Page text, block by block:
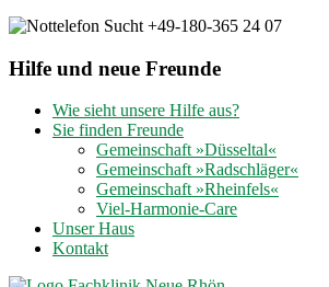
Hilfe und neue Freunde
Wie sieht unsere Hilfe aus?
Sie finden Freunde
Gemeinschaft »Düsseltal«
Gemeinschaft »Radschläger«
Gemeinschaft »Rheinfels«
Viel-Harmonie-Care
Unser Haus
Kontakt